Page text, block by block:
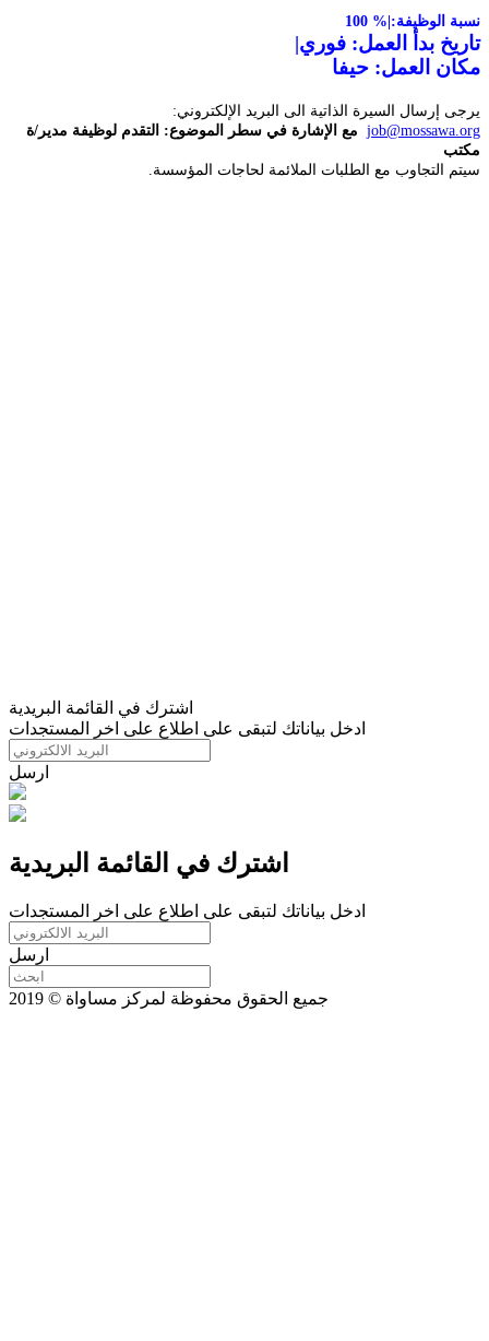
نسبة الوظيفة: 100 %|
تاريخ بدأ العمل: فوري|
مكان العمل: حيفا
يرجى إرسال السيرة الذاتية الى البريد الإلكتروني:
job@mossawa.org مع الإشارة في سطر الموضوع: التقدم لوظيفة مدير/ة
مكتب
سيتم التجاوب مع الطلبات الملائمة لحاجات المؤسسة.
اشترك في القائمة البريدية
ادخل بياناتك لتبقى على اطلاع على اخر المستجدات
ارسل
اشترك في القائمة البريدية
ادخل بياناتك لتبقى على اطلاع على اخر المستجدات
ارسل
جميع الحقوق محفوظة لمركز مساواة © 2019